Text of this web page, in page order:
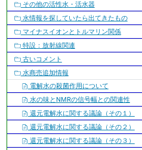
その他の活性水・活水器
水情報を探していたら出てきたもの
マイナスイオンとトルマリン関係
特設：放射線関連
古いコメント
水商売追加情報
電解水の殺菌作用について
水の味とNMRの信号幅との関連性
還元電解水に関する議論（その１）
還元電解水に関する議論（その２）
還元電解水に関する議論（その３）